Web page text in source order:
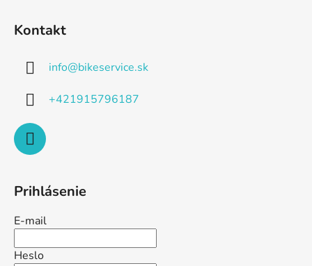
Kontakt
info@bikeservice.sk
+421915796187
Prihlásenie
E-mail
Heslo